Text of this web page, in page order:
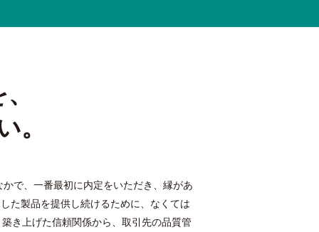
。
で、一番最初に内定をいただき、縁があ
た製品を提供し続けるために、なくては
き上げた信頼関係から、取引先の品質管